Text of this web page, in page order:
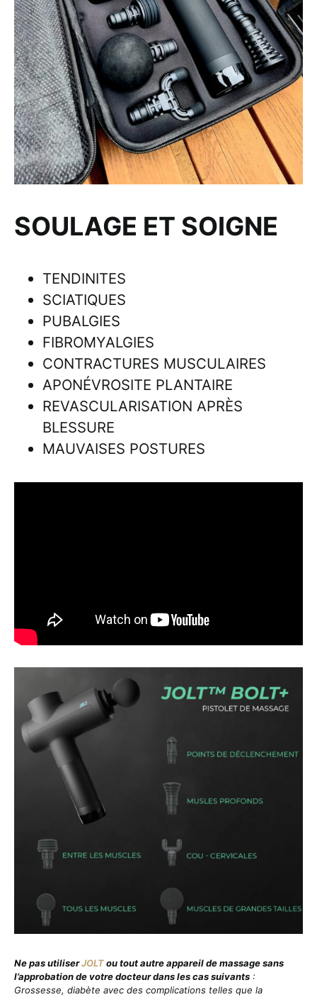
SOULAGE ET SOIGNE
TENDINITES
SCIATIQUES
PUBALGIES
FIBROMYALGIES
CONTRACTURES MUSCULAIRES
APONÉVROSITE PLANTAIRE
REVASCULARISATION APRÈS
BLESSURE
MAUVAISES POSTURES
Ne pas utiliserJOLTou tout autre appareil de massage sans
l’approbation de votre docteur dans les cas suivants :
Grossesse, diabète avec des complications telles que la